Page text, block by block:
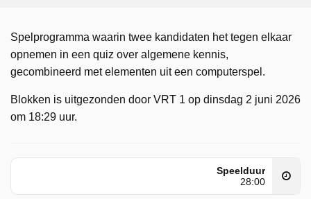
Spelprogramma waarin twee kandidaten het tegen elkaar
opnemen in een quiz over algemene kennis,
gecombineerd met elementen uit een computerspel.
Blokken is uitgezonden door VRT 1 op dinsdag 2 juni 2026
om 18:29 uur.
Speelduur
28:00